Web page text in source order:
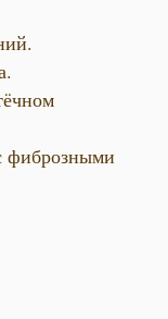
фиброзными